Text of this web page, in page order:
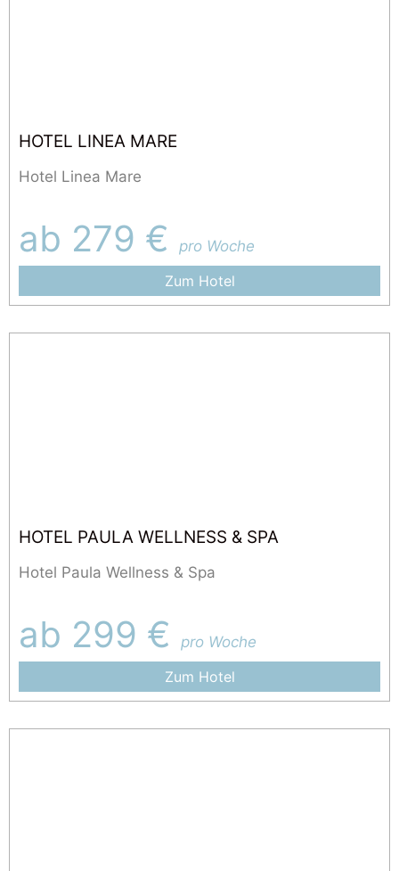
HOTEL LINEA MARE
Hotel Linea Mare
ab 279 €
pro Woche
Zum Hotel
HOTEL PAULA WELLNESS & SPA
Hotel Paula Wellness & Spa
ab 299 €
pro Woche
Zum Hotel